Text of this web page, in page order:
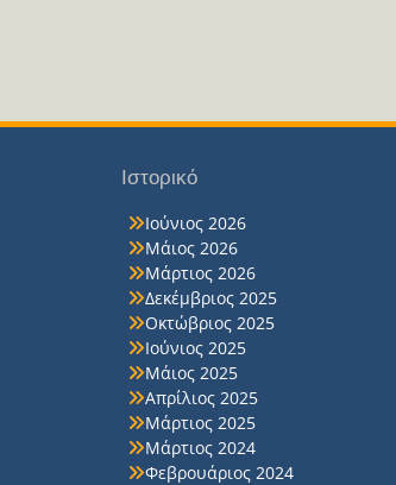
Ιστορικό
Ιούνιος 2026
Μάιος 2026
Μάρτιος 2026
Δεκέμβριος 2025
Οκτώβριος 2025
Ιούνιος 2025
Μάιος 2025
Απρίλιος 2025
Μάρτιος 2025
Μάρτιος 2024
Φεβρουάριος 2024